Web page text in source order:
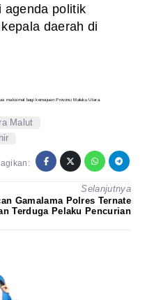
agenda politik
daerah di
maksimal bagi kemajuan Provinsi Maluku Utara.
Malut
Selanjutnya
Gamalama Polres Ternate
Terduga Pelaku Pencurian